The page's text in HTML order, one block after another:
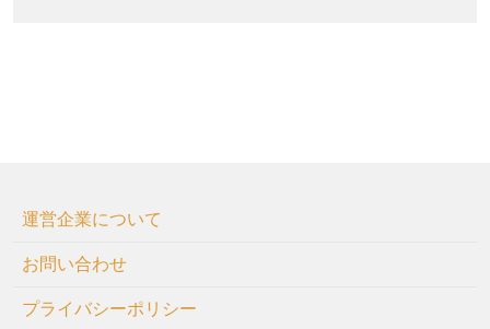
運営企業について
お問い合わせ
プライバシーポリシー